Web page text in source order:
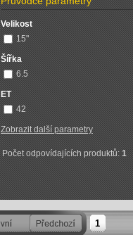
Velikost
15"
Šířka
6.5
ET
42
Zobrazit další parametry
Počet odpovídajících produktů:1
1